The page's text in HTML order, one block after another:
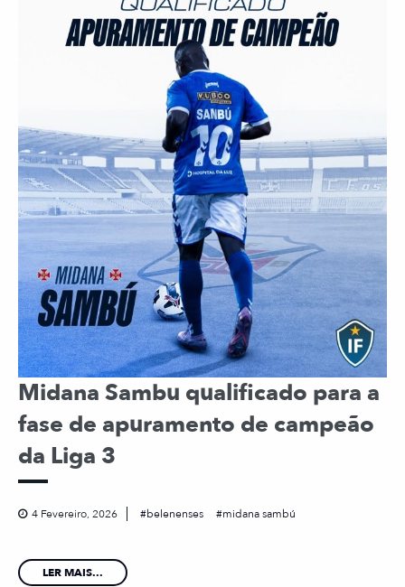
Midana Sambu qualificado para a
fase de apuramento de campeão
da Liga 3
4 Fevereiro, 2026 belenenses midana sambú
LER MAIS...